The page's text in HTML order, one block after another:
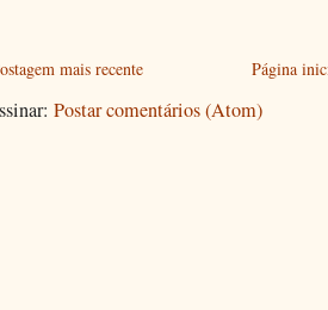
mais recente Página
Postar comentários (Atom)